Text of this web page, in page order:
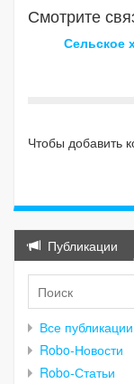
Смотрите
Сельское
Чтобы добавить
Публикации
Все публикации
Robo-Новости
Robo-Статьи